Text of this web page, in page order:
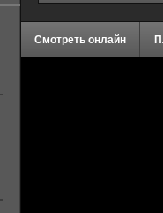
Смотреть онлайн